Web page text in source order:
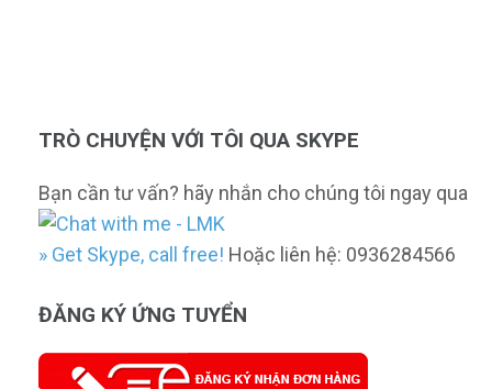
TRÒ CHUYỆN VỚI TÔI QUA SKYPE
Bạn cần tư vấn? hãy nhắn cho chúng tôi ngay qua
» Get Skype, call free! Hoặc liên hệ: 0936284566
ĐĂNG KÝ ỨNG TUYỂN